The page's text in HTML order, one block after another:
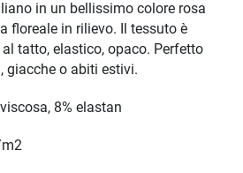
in un bellissimo colore rosa
floreale in rilievo. Il tessuto è
tatto, elastico, opaco. Perfetto
giacche o abiti estivi.
8% elastan